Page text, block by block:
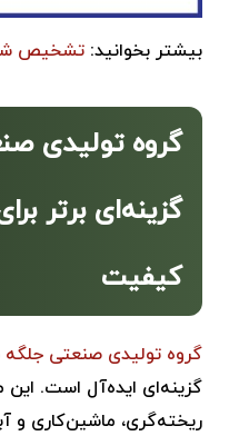
بیشتر بخوانید: تشخیص
گروه تولیدی
گزینه‌ای برتر
کیفیت
گروه تولیدی صنعتی جلگه
گزینه‌ای ایده‌آل است.
ریخته‌گری، ماشین‌کاری و